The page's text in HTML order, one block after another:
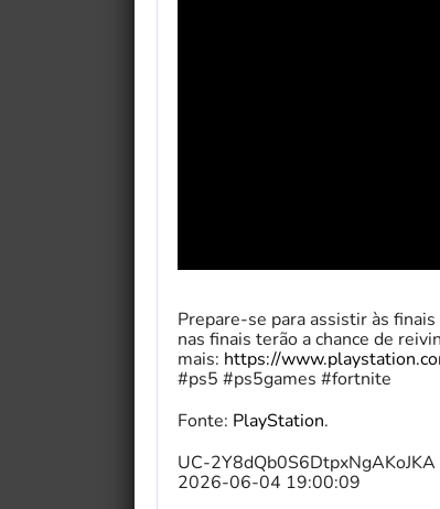
Prepare-se para assistir às
nas finais terão a chance de
mais: https://
#ps5 #ps5games #fortnite
Fonte: PlayStation.
UC-2Y8dQb0S6DtpxNgAKoJKA
2026-06-04 19:00:09